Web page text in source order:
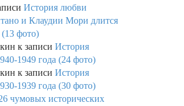
История любви
и Клаудии Мори длится
фото)
к записи История
1949 года (24 фото)
к записи История
1939 года (30 фото)
чумовых исторических